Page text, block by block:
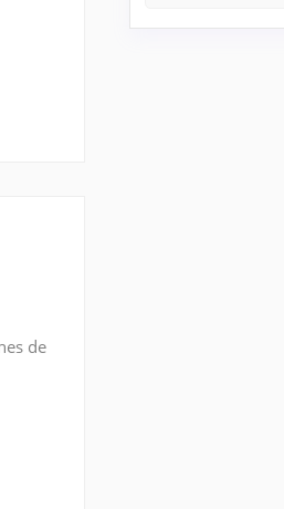
de